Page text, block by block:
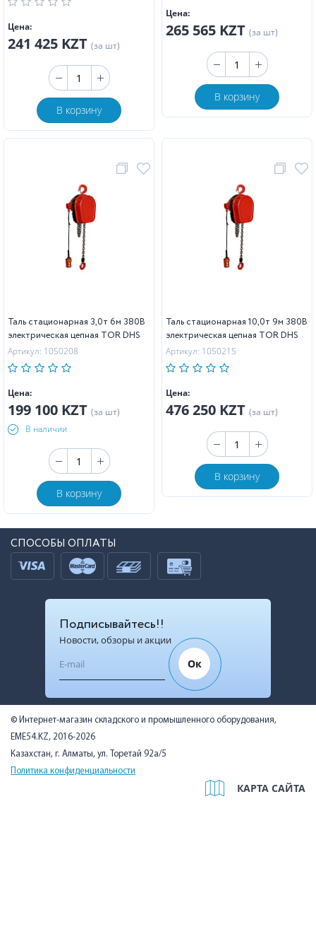
Цена:
241 425 KZT (за шт)
В корзину
Цена:
265 565 KZT (за шт)
В корзину
Таль стационарная 3,0т 6м 380В
электрическая цепная TOR DHS
Артикул: 1050208
Цена:
199 100 KZT (за шт)
В наличии
В корзину
Таль стационарная 10,0т 9м 380В
электрическая цепная TOR DHS
Артикул: 1050215
Цена:
476 250 KZT (за шт)
В корзину
СПОСОБЫ ОПЛАТЫ
Подписывайтесь!!
Новости, обзоры и акции
Ок
© Интернет-магазин складского и промышленного оборудования,
EME54.KZ, 2016-2026
Казахстан, г. Алматы, ул. Торетай 92а/5
Политика конфиденциальности
КАРТА САЙТА